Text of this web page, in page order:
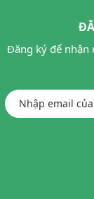
Đăng ký để nhận